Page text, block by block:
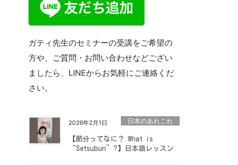
ガティ先生のセミナーの受講をご希望の
方や、ご質問・お問い合わせなどござい
ましたら、LINEからお気軽にご連絡くだ
さい。
2026年2月1日 日本のあれこれ
【節分ってなに？ What is
“Setsubun”?】日本語レッスン